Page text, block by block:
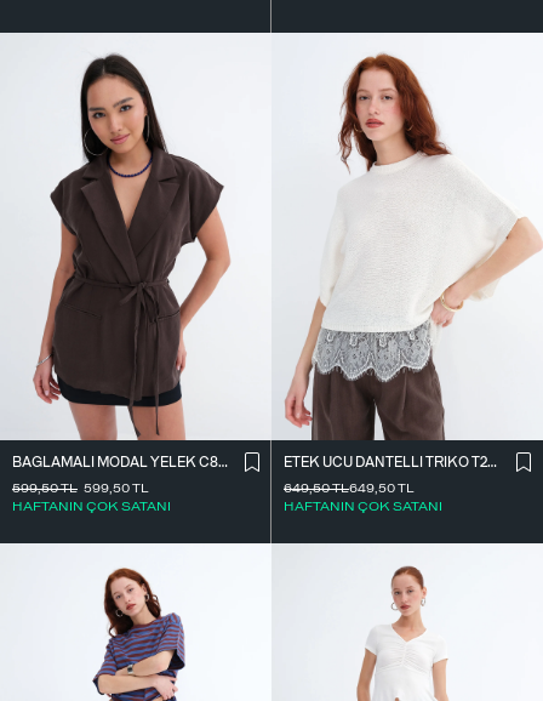
BAĞLAMALI MODAL YELEK C8021
599,50TL
HAFTANIN ÇOK SATANI
599,50TL
ETEK UCU DANTELLI TRIKO T261025
649,50TL
HAFTANIN ÇOK SATANI
649,50TL